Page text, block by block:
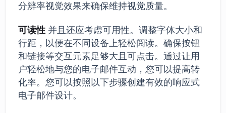
分辨率视觉效果来确保维持视觉质量。
可读性 并且还应考虑可用性。调整字体大小和
行距，以便在不同设备上轻松阅读。确保按钮
和链接等交互元素足够大且可点击。通过让用
户轻松地与您的电子邮件互动，您可以提高转
化率。您可以按照以下步骤创建有效的响应式
电子邮件设计。